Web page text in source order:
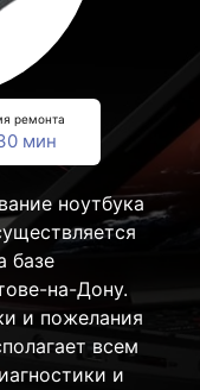
ремонта
мин
ноутбука
базе
на-Дону.
и пожелания
всем
и